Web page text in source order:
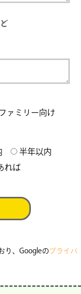
ファミリー向け
半年以内
れば
り、Googleのプライバ